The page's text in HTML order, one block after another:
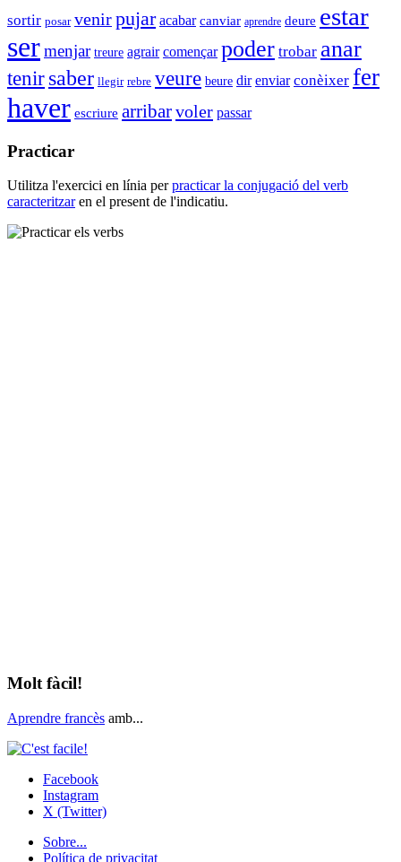
sortir posar venirpujar acabar canviar aprendre deure estar
sermenjar treure agrair començar poder trobar anar
tenirsaber llegir rebre veure beure dir enviar conèixer fer
haver escriure arribarvoler passar
Practicar
Utilitza l'exercici en línia perpracticar la conjugació del verb
caracteritzaren el present de l'indicatiu.
Molt fàcil!
Aprendre francès amb...
Facebook
Instagram
X (Twitter)
Sobre...
Política de privacitat